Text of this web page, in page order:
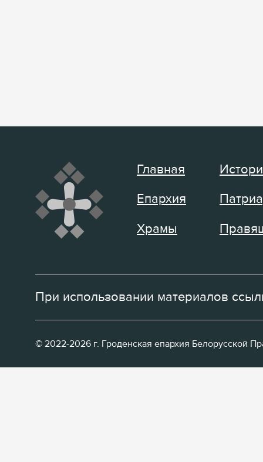
Главная
Епархия
Храмы
При использовании материалов
© 2022-2026 г. Гроденская епархия Белорусской